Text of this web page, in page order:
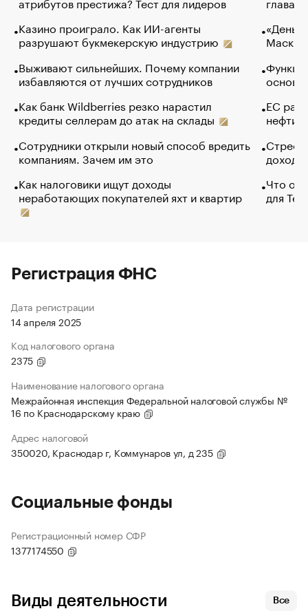
Казино проиграло. Как ИИ-агенты
разрушают букмекерскую индустрию
Выживают сильнейших. Почему компании
избавляются от лучших сотрудников
Как банк Wildberries резко нарастил
кредиты селлерам до атак на склады
Сотрудники открыли новый способ вредить
компаниям. Зачем им это
Как налоговики ищут доходы
неработающих покупателей яхт и квартир
Маск в
основ
ЕС
нефти
Что
для
Регистрация ФНС
Дата регистрации
14 апреля 2025
Код налогового органа
2375
Наименование налогового органа
Межрайонная инспекция Федеральной налоговой службы №
16 по Краснодарскому краю
Адрес налоговой
350020, Краснодар г, Коммунаров ул, д 235
Социальные фонды
Регистрационный номер СФР
1377174550
Виды деятельности Все